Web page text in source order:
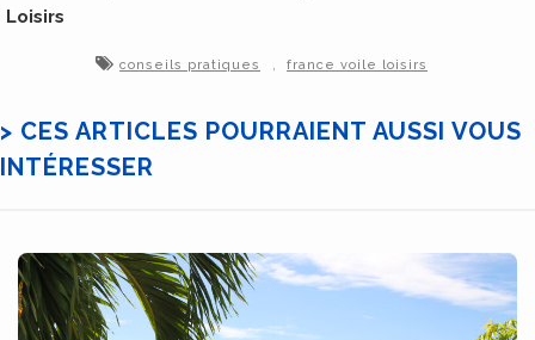
Loisirs
conseils pratiques france voile loisirs
> CES ARTICLES POURRAIENT AUSSI VOUS
INTÉRESSER